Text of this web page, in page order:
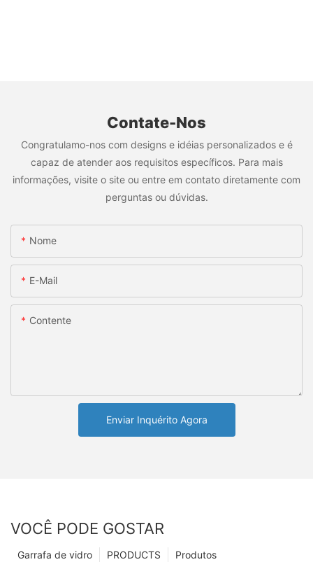
Contate-Nos
Congratulamo-nos com designs e idéias personalizados e é
capaz de atender aos requisitos específicos. Para mais
informações, visite o site ou entre em contato diretamente com
perguntas ou dúvidas.
Nome
E-Mail
Contente
Enviar Inquérito Agora
VOCÊ PODE GOSTAR
Produtos
PRODUCTS
Garrafa de vidro